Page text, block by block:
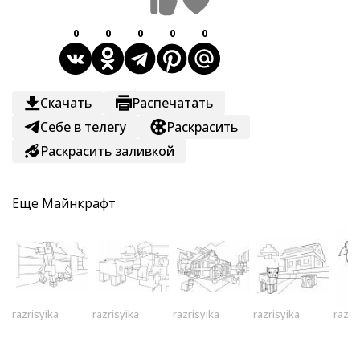
0 0 0 0 0
Скачать
Распечатать
Себе в телегу
Раскрасить
Раскрасить заливкой
Еще Майнкрафт
razrisyika razrisyika razrisyika razrisyika